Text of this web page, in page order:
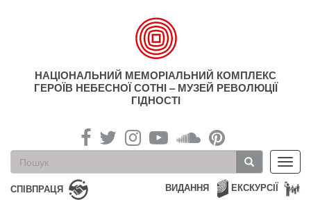
НАЦІОНАЛЬНИЙ МЕМОРІАЛЬНИЙ КОМПЛЕКС
ГЕРОЇВ НЕБЕСНОЇ СОТНІ – МУЗЕЙ РЕВОЛЮЦІЇ
ГІДНОСТІ
Пошукова
форма
Пошук
СПІВПРАЦЯ ЕКСКУРСІЇ
ВИДАННЯ